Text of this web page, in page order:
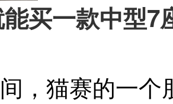
买一款中型
，猫赛的一